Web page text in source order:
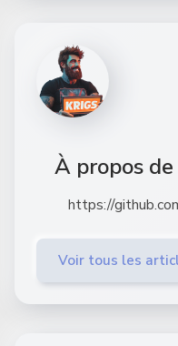
À propos
https://
Voir tous les